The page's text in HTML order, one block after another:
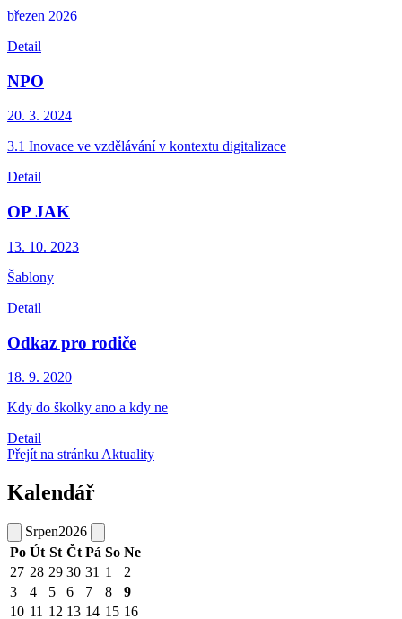
březen 2026
Detail
NPO
20. 3. 2024
3.1 Inovace ve vzdělávání v kontextu digitalizace
Detail
OP JAK
13. 10. 2023
Šablony
Detail
Odkaz pro rodiče
18. 9. 2020
Kdy do školky ano a kdy ne
Detail
Přejít na stránku Aktuality
Kalendář
Srpen2026
Po Út St Čt Pá So Ne
27 28 29 30 31 1
2
3
4 5 6 7 8
9
10 11 12 13 14 15 16